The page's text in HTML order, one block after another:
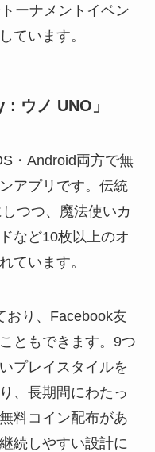
ーナメントイベン
ています。
ウノ UNO」
・Android両方で無
アプリです。伝統
つつ、魔法使いカ
など10枚以上のオ
ています。
おり、Facebook友
ともできます。9つ
プレイスタイルを
、長期間にわたっ
料コイン配布があ
続しやすい設計に